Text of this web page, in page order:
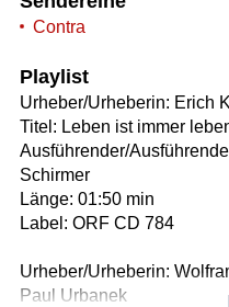
Contra
Playlist
Urheber/Urheberin: Erich
Titel: Leben ist immer
Ausführender/
Schirmer
Länge: 01:50 min
Label: ORF CD 784
Urheber/Urheberin:
Paul Urbanek